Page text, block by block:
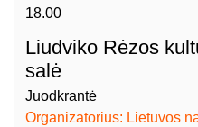
18.00
Liudviko Rėzos
salė
Juodkrantė
Organizatorius: Lietuvos